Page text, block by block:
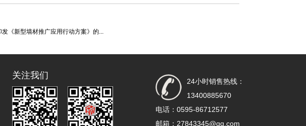
《新型墙材推广应用行动方案》的...
关注我们
24小时销售热线：
13400885670
电话：0595-86712577
邮箱：27843345@qq.com